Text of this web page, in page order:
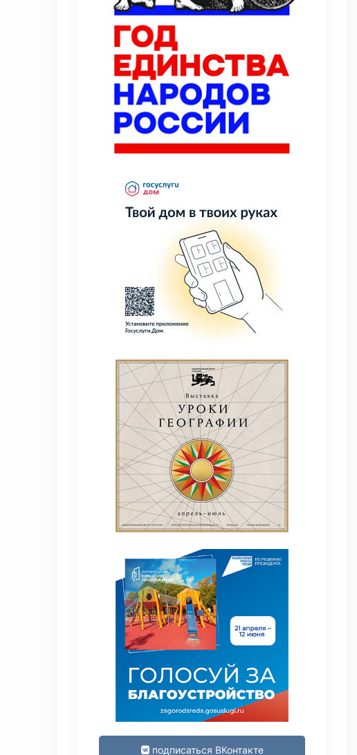
подписаться ВКонтакте